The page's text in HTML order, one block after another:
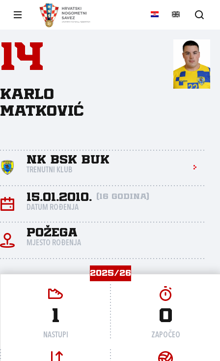
14
Karlo
Matković
NK BSK Buk
TRENUTNI KLUB
15.01.2010. (16 godina)
DATUM ROĐENJA
Požega
MJESTO ROĐENJA
2025/26
1
NASTUPI
0
ZAPOČEO